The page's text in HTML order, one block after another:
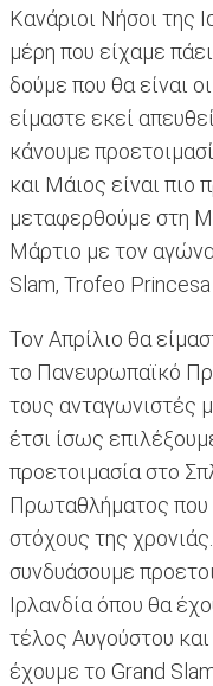
Κανάριοι Νήσοι της
μέρη που είχαμε
δούμε που θα είναι
είμαστε εκεί
κάνουμε
και Μάιος είναι πιο
μεταφερθούμε στη
Μάρτιο με τον
Slam, Trofeo Princesa
Τον Απρίλιο θα
το Πανευρωπαϊκό
τους ανταγωνιστές
έτσι ίσως
προετοιμασία στο
Πρωταθλήματος που
στόχους της
συνδυάσουμε
Ιρλανδία όπου θα
τέλος Αυγούστου
έχουμε το Grand